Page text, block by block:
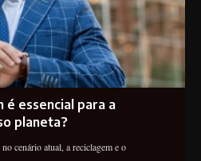
é essencial para a
planeta?
cenário atual, a reciclagem e o